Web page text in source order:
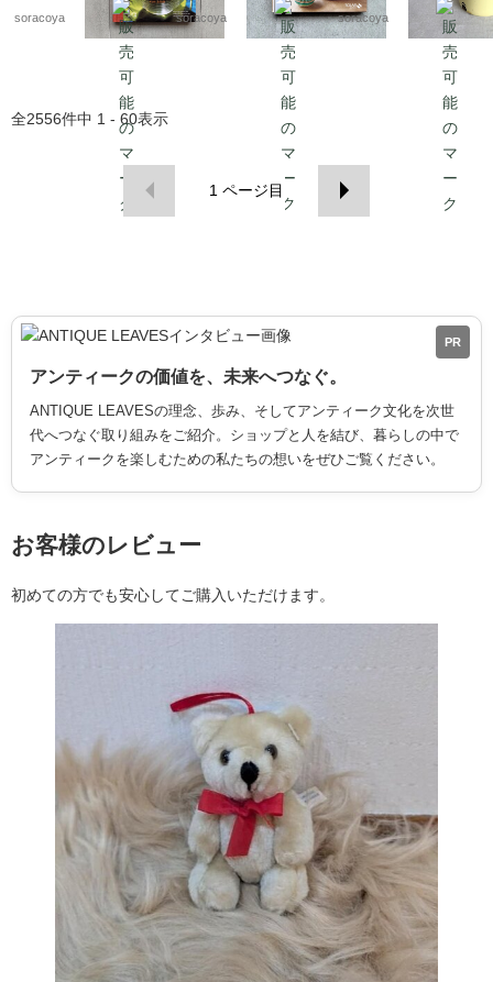
soracoya soracoya
kwdy4
soracoya
全2556件中 1 - 60表示
1 ページ目
PR
アンティークの価値を、未来へつなぐ。
ANTIQUE LEAVESの理念、歩み、そしてアンティーク文化を次世
代へつなぐ取り組みをご紹介。ショップと人を結び、暮らしの中で
アンティークを楽しむための私たちの想いをぜひご覧ください。
お客様のレビュー
初めての方でも安心してご購入いただけます。